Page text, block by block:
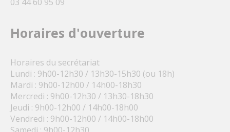
Horaires d'ouverture
Horaires du secrétariat
Lundi : 9h00-12h30 / 13h30-15h30 (ou 18h)
Mardi : 9h00-12h00 / 14h00-18h30
Mercredi : 9h00-12h30 / 13h30-18h30
Jeudi : 9h00-12h00 / 14h00-18h00
Vendredi : 9h00-12h00 / 14h00-18h00